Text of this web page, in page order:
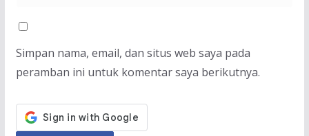
Simpan nama, email, dan situs web saya pada
peramban ini untuk komentar saya berikutnya.